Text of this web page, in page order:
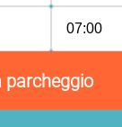
07:00
parcheggio